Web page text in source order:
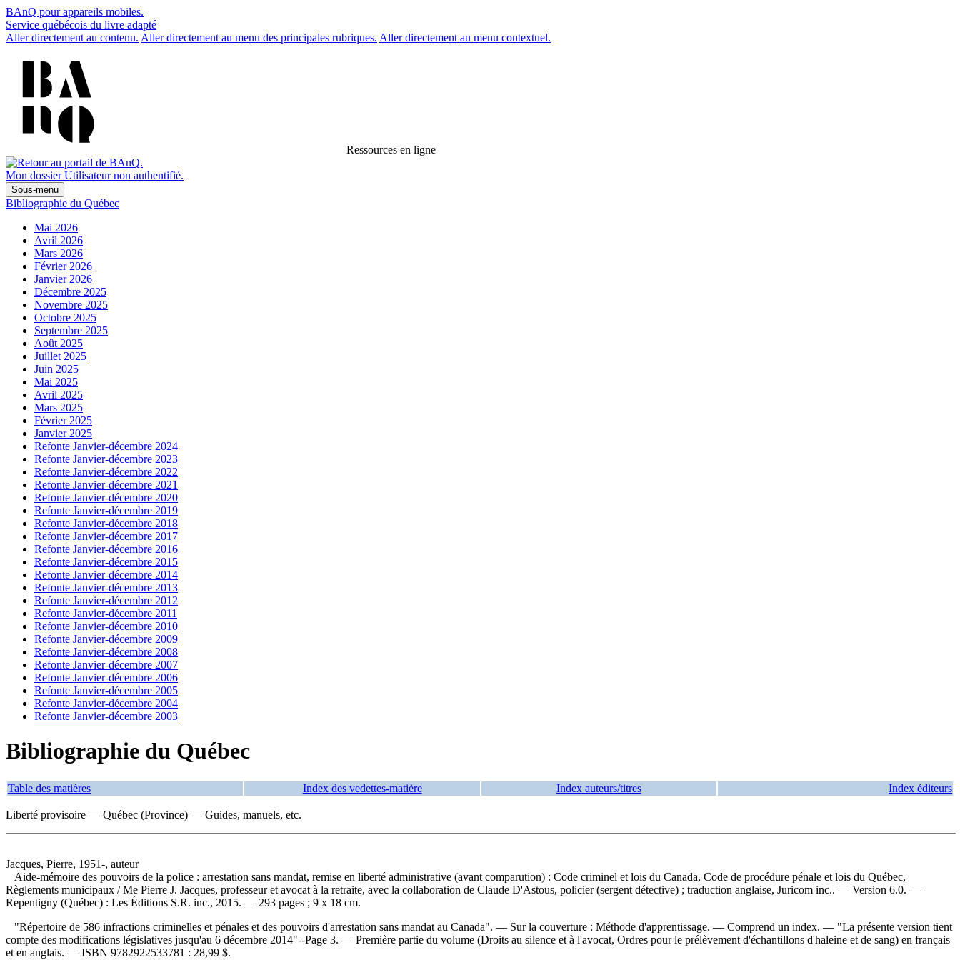
BAnQ pour appareils mobiles.
Service québécois du livre adapté
Aller directement au contenu. Aller directement au menu des principales rubriques. Aller directement au menu contextuel.
Ressources en ligne
Mon dossier Utilisateur non authentifié.
Sous-menu
Bibliographie du Québec
Mai 2026
Avril 2026
Mars 2026
Février 2026
Janvier 2026
Décembre 2025
Novembre 2025
Octobre 2025
Septembre 2025
Août 2025
Juillet 2025
Juin 2025
Mai 2025
Avril 2025
Mars 2025
Février 2025
Janvier 2025
Refonte Janvier-décembre 2024
Refonte Janvier-décembre 2023
Refonte Janvier-décembre 2022
Refonte Janvier-décembre 2021
Refonte Janvier-décembre 2020
Refonte Janvier-décembre 2019
Refonte Janvier-décembre 2018
Refonte Janvier-décembre 2017
Refonte Janvier-décembre 2016
Refonte Janvier-décembre 2015
Refonte Janvier-décembre 2014
Refonte Janvier-décembre 2013
Refonte Janvier-décembre 2012
Refonte Janvier-décembre 2011
Refonte Janvier-décembre 2010
Refonte Janvier-décembre 2009
Refonte Janvier-décembre 2008
Refonte Janvier-décembre 2007
Refonte Janvier-décembre 2006
Refonte Janvier-décembre 2005
Refonte Janvier-décembre 2004
Refonte Janvier-décembre 2003
Bibliographie du Québec
Table des matières Index des vedettes-matière Index auteurs/titres Index éditeurs
Liberté provisoire — Québec (Province) — Guides, manuels, etc.
Jacques, Pierre, 1951-, auteur
Aide-mémoire des pouvoirs de la police : arrestation sans mandat, remise en liberté administrative (avant comparution) : Code criminel et lois du Canada, Code de procédure pénale et lois du Québec,
Règlements municipaux / Me Pierre J. Jacques, professeur et avocat à la retraite, avec la collaboration de Claude D'Astous, policier (sergent détective) ; traduction anglaise, Juricom inc.. — Version 6.0. —
Repentigny (Québec) : Les Éditions S.R. inc., 2015. — 293 pages ; 9 x 18 cm.
"Répertoire de 586 infractions criminelles et pénales et des pouvoirs d'arrestation sans mandat au Canada". — Sur la couverture : Méthode d'apprentissage. — Comprend un index. — "La présente version tient
compte des modifications législatives jusqu'au 6 décembre 2014"--Page 3. — Première partie du volume (Droits au silence et à l'avocat, Ordres pour le prélèvement d'échantillons d'haleine et de sang) en français
et en anglais. — ISBN 9782922533781 : 28,99 $.